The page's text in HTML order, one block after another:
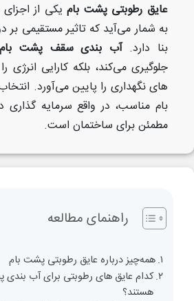
عایق رطوبتی پشت بامیکی از
به شمار می‌آید که تاثیر مستقیمی بر
بنا دارد.آب بندی سقف پشت بام
جلوگیری می‌کند، بلکه کارایی انرژی
های نگهداری را پایین می‌آورد.
بام مناسب، در واقع سرمایه گذاری
مطمئن برای ساختمان است.
راهنمای مطالعه
همه‌چیز درباره عایق رطوبتی پشت بام
کدام عایق های رطوبتی برای آب بندی
هستند؟